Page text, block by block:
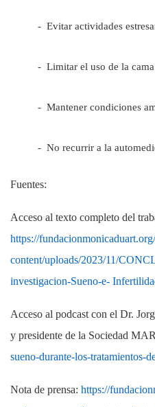
- Evitar actividades
- Limitar el uso de la
- Mantener condiciones
- No recurrir a la
Fuentes:
Acceso al texto completo del
https://
content/uploads/2023/11/
investigacion-Sueno-e-
Acceso al podcast con el Dr.
y presidente de la Sociedad
sueno-durante-los-tratamientos-
Nota de prensa: https://